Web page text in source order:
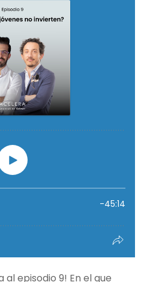
al episodio 9! En el que